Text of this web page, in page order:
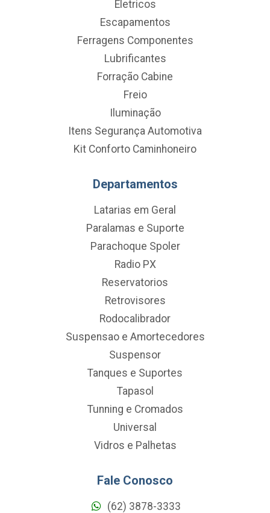
Eletricos
Escapamentos
Ferragens Componentes
Lubrificantes
Forração Cabine
Freio
Iluminação
Itens Segurança Automotiva
Kit Conforto Caminhoneiro
Departamentos
Latarias em Geral
Paralamas e Suporte
Parachoque Spoler
Radio PX
Reservatorios
Retrovisores
Rodocalibrador
Suspensao e Amortecedores
Suspensor
Tanques e Suportes
Tapasol
Tunning e Cromados
Universal
Vidros e Palhetas
Fale Conosco
(62) 3878-3333